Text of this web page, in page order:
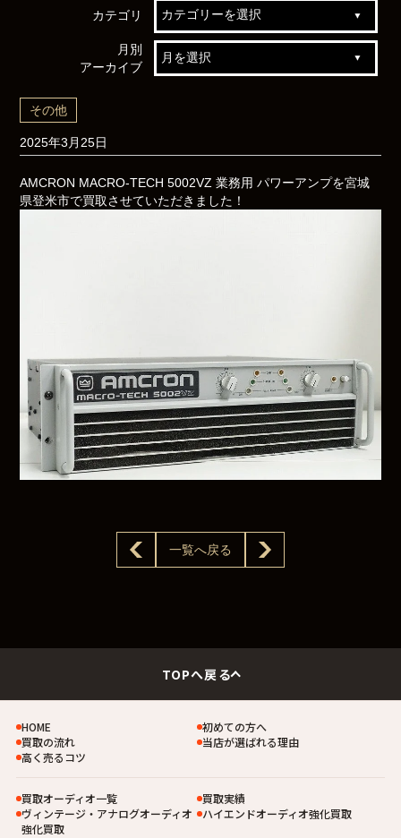
カテゴリ
月別
アーカイブ
その他
2025年3月25日
AMCRON MACRO-TECH 5002VZ 業務用 パワーアンプを宮城
県登米市で買取させていただきました！
一覧へ戻る
TOPへ戻る
HOME
初めての方へ
買取の流れ
当店が選ばれる理由
高く売るコツ
買取オーディオ一覧
買取実績
ヴィンテージ・アナログオーディオ
強化買取
ハイエンドオーディオ強化買取